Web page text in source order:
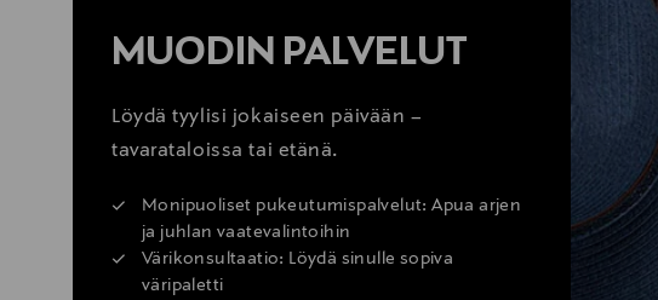
MUODIN PALVELUT
Löydä tyylisi jokaiseen päivään –
tavarataloissa tai etänä.
Monipuoliset pukeutumispalvelut: Apua arjen
ja juhlan vaatevalintoihin
Värikonsultaatio: Löydä sinulle sopiva
väripaletti